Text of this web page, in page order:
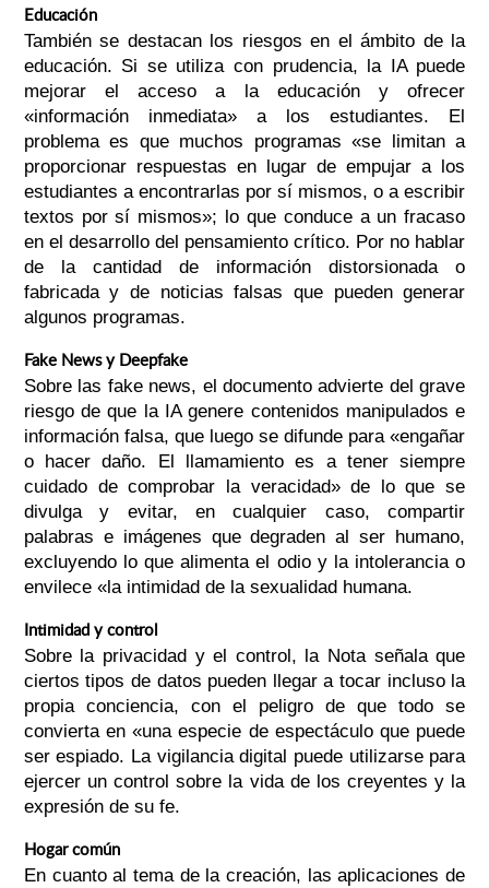
Educación
También se destacan los riesgos en el ámbito de la
educación. Si se utiliza con prudencia, la IA puede
mejorar el acceso a la educación y ofrecer
«información inmediata» a los estudiantes. El
problema es que muchos programas «se limitan a
proporcionar respuestas en lugar de empujar a los
estudiantes a encontrarlas por sí mismos, o a escribir
textos por sí mismos»; lo que conduce a un fracaso
en el desarrollo del pensamiento crítico. Por no hablar
de la cantidad de información distorsionada o
fabricada y de noticias falsas que pueden generar
algunos programas.
Fake News y Deepfake
Sobre las fake news, el documento advierte del grave
riesgo de que la IA genere contenidos manipulados e
información falsa, que luego se difunde para «engañar
o hacer daño. El llamamiento es a tener siempre
cuidado de comprobar la veracidad» de lo que se
divulga y evitar, en cualquier caso, compartir
palabras e imágenes que degraden al ser humano,
excluyendo lo que alimenta el odio y la intolerancia o
envilece «la intimidad de la sexualidad humana.
Intimidad y control
Sobre la privacidad y el control, la Nota señala que
ciertos tipos de datos pueden llegar a tocar incluso la
propia conciencia, con el peligro de que todo se
convierta en «una especie de espectáculo que puede
ser espiado. La vigilancia digital puede utilizarse para
ejercer un control sobre la vida de los creyentes y la
expresión de su fe.
Hogar común
En cuanto al tema de la creación, las aplicaciones de